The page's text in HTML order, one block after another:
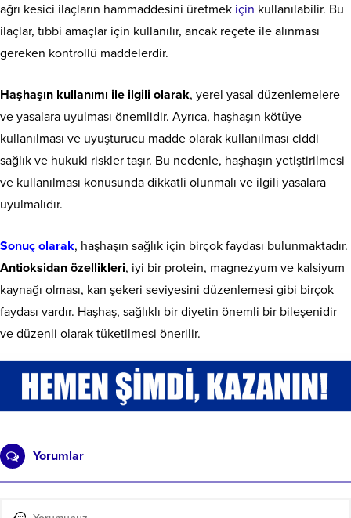
ağrı kesici ilaçların hammaddesini üretmek için kullanılabilir. Bu
ilaçlar, tıbbi amaçlar için kullanılır, ancak reçete ile alınması
gereken kontrollü maddelerdir.
Haşhaşın kullanımı ile ilgili olarak, yerel yasal düzenlemelere
ve yasalara uyulması önemlidir. Ayrıca, haşhaşın kötüye
kullanılması ve uyuşturucu madde olarak kullanılması ciddi
sağlık ve hukuki riskler taşır. Bu nedenle, haşhaşın yetiştirilmesi
ve kullanılması konusunda dikkatli olunmalı ve ilgili yasalara
uyulmalıdır.
Sonuç olarak, haşhaşın sağlık için birçok faydası bulunmaktadır.
Antioksidan özellikleri, iyi bir protein, magnezyum ve kalsiyum
kaynağı olması, kan şekeri seviyesini düzenlemesi gibi birçok
faydası vardır. Haşhaş, sağlıklı bir diyetin önemli bir bileşenidir
ve düzenli olarak tüketilmesi önerilir.
Yorumlar